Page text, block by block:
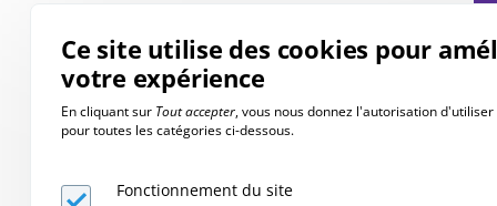
Ce site utilise des cookies pour
votre expérience
En cliquant sur Tout accepter, vous nous donnez l'autorisation d'utiliser
pour toutes les catégories ci-dessous.
Fonctionnement du site